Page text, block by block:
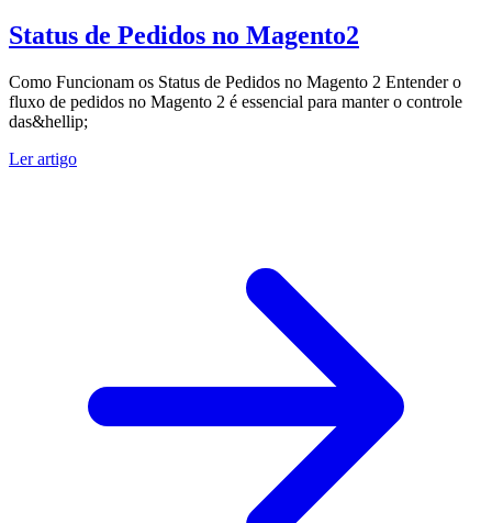
Status de Pedidos no Magento2
Como Funcionam os Status de Pedidos no Magento 2 Entender o
fluxo de pedidos no Magento 2 é essencial para manter o controle
das&hellip;
Ler artigo